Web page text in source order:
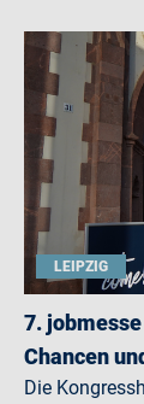
LEIPZIG
7.
Chancen
Die